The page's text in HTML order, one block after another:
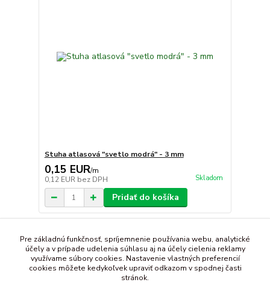
Stuha atlasová "svetlo modrá" - 3 mm
0,15 EUR/m
0,12 EUR bez DPH Skladom
Pridať do košíka
strana z 1
Pre základnú funkčnosť, spríjemnenie používania webu, analytické
účely a v prípade udelenia súhlasu aj na účely cielenia reklamy
využívame súbory cookies. Nastavenie vlastných preferencií
cookies môžete kedykoľvek upraviť odkazom v spodnej časti
stránok.